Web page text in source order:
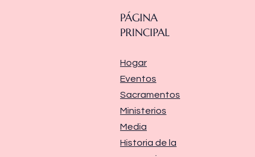
PÁGINA
PRINCIPAL
Hogar
Eventos
Sacramentos
Ministerios
Media
Historia de la